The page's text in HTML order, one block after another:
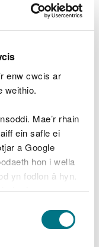
enw cwcis ar
weithio.
Mae’r rhain
ein safle ei
a Google
hon i wella
yn fodlon â hyn.
dewis.
i chi ddewis.
o £220,
a gordal
Rheoleiddio
Cymru o
o wir am
i wneud
yng
eu herlyn.
phwyllgor